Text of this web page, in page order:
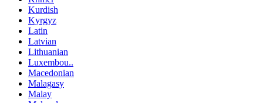
Kurdish
Kyrgyz
Latin
Latvian
Lithuanian
Luxembou..
Macedonian
Malagasy
Malay